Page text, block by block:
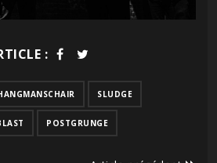
:
SLUDGE
POSTGRUNGE